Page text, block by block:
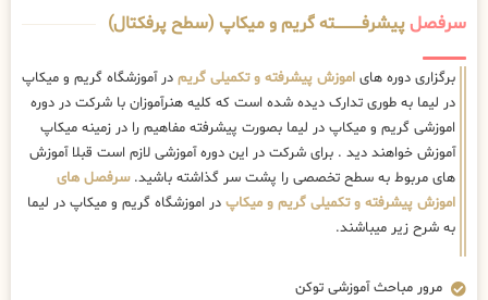
سرفصلپیشرفــــــــــــته گریم و میکاپ (سطح پرفکتال)
برگزاری دوره های اموزش پیشرفته و تکمیلی گریم در آموزشگاه گریم و میکاپ
در لیما به طوری تدارک دیده شده است که کلیه هنرآموزان با شرکت در دوره
اموزشی گریم و میکاپ در لیما بصورت پیشرفته مفاهیم را در زمینه میکاپ
آموزش خواهند دید . برای شرکت در این دوره آموزشی لازم است قبلا آموزش
های مربوط به سطح تخصصی را پشت سر گذاشته باشید.سرفصل های
اموزش پیشرفته و تکمیلی گریم و میکاپ در اموزشگاه گریم و میکاپ در لیما
به شرح زیر میباشند.
مرور مباحث آموزشی توکن